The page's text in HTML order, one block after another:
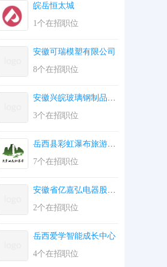
皖岳恒太城
1个在招职位
安徽可瑞模塑有限公司
8个在招职位
安徽兴皖玻璃钢制品有...
3个在招职位
岳西县彩虹瀑布旅游有...
7个在招职位
安徽省亿嘉弘电器股份...
2个在招职位
岳西爱学智能成长中心
4个在招职位